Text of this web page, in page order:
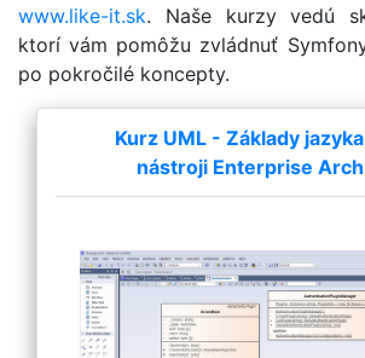
www.like-it.sk. Naše kurzy vedú
ktorí vám pomôžu zvládnuť
po pokročilé koncepty.
Kurz UML - Základy
nástroji Enterprise